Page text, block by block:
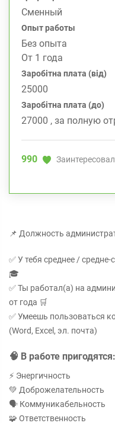
Сменный
Опыт работы
Без опыта
От 1 года
Заробітна плата (від)
25000
Заробітна плата (до)
27000 , за полную
990
📌 Должность
✅ У тебя среднее /
🎓
✅ Ты работал(а) на
от года 🛒
✅ Умеешь пользоваться
(Word, Excel, эл. почта)
🧠 В работе пригодятся:
⚡ Энергичность
💚 Доброжелательность
🗣️ Коммуникабельность
🧩 Ответственность